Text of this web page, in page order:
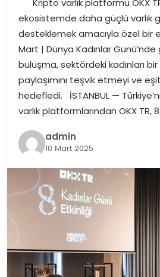
MAGAZIN
SPOR
EĞITIM
OTOMOBIL
TEKNOLOJI
Kripto varlık platformu OKX
ekosistemde daha güçlü varlık
desteklemek amacıyla özel bir
Mart | Dünya Kadınlar
buluşma, sektördeki kadınları
paylaşımını teşvik etmeyi ve
hedefledi. İSTANBUL —
varlık platformlarından OKX TR,
admin
10 Mart 2025